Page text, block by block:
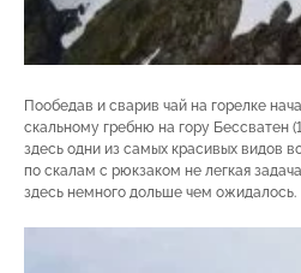
Пообедав и сварив чай на горелке
скальному гребню на гору Бессватен
здесь одни из самых красивых видов
по скалам с рюкзаком не легкая
здесь немного дольше чем ожидалось.